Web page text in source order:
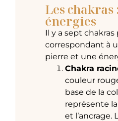
Les chakras
énergies
Il y a sept
correspondant à
pierre et une
Chakra
couleur
base de la
représente
et l’ancrage.